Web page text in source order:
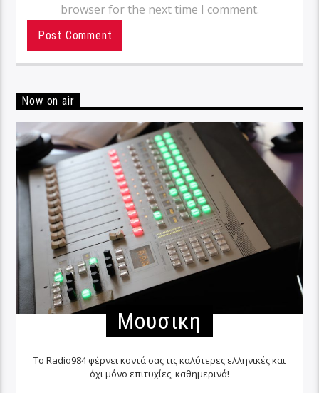
browser for the next time I comment.
Now on air
Μουσικη
Το Radio984 φέρνει κοντά σας τις καλύτερες ελληνικές και
όχι μόνο επιτυχίες, καθημερινά!